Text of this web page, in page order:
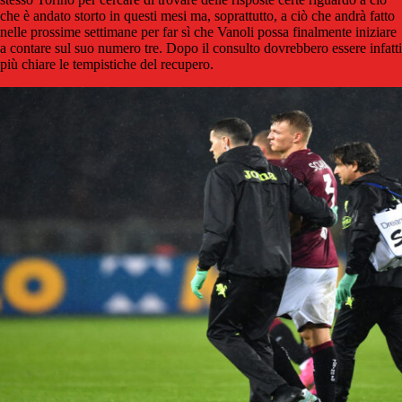
che è andato storto in questi mesi ma, soprattutto, a ciò che andrà fatto
nelle prossime settimane per far sì che Vanoli possa finalmente iniziare
a contare sul suo numero tre. Dopo il consulto dovrebbero essere infatti
più chiare le tempistiche del recupero.